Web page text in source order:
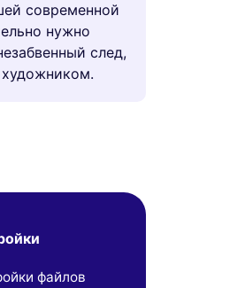
современной
нужно
след,
файлов